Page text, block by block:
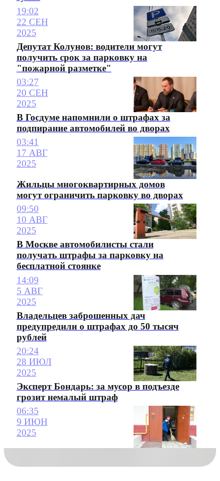
19:02
22 СЕН
2025
Депутат Колунов: водители могут
получить срок за парковку на
"пожарной разметке"
03:27
20 СЕН
2025
В Госдуме напомнили о штрафах за
подпирание автомобилей во дворах
03:41
17 АВГ
2025
Жильцы многоквартирных домов
могут ограничить парковку во дворах
09:50
10 АВГ
2025
В Москве автомобилисты стали
получать штрафы за парковку на
бесплатной стоянке
14:09
5 АВГ
2025
Владельцев заброшенных дач
предупредили о штрафах до 50 тысяч
рублей
20:24
28 ИЮЛ
2025
Эксперт Бондарь: за мусор в подъезде
грозит немалый штраф
06:35
9 ИЮН
2025